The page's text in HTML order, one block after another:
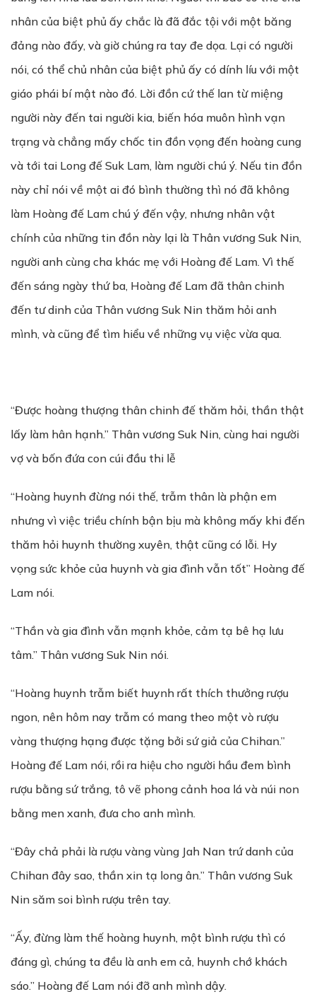
nhân của biệt phủ ấy chắc là đã đắc tội với một băng
đảng nào đấy, và giờ chúng ra tay đe dọa. Lại có người
nói, có thể chủ nhân của biệt phủ ấy có dính líu với một
giáo phái bí mật nào đó. Lời đồn cứ thế lan từ miệng
người này đến tai người kia, biến hóa muôn hình vạn
trạng và chẳng mấy chốc tin đồn vọng đến hoàng cung
và tới tai Long đế Suk Lam, làm người chú ý. Nếu tin đồn
này chỉ nói về một ai đó bình thường thì nó đã không
làm Hoàng đế Lam chú ý đến vậy, nhưng nhân vật
chính của những tin đồn này lại là Thân vương Suk Nin,
người anh cùng cha khác mẹ với Hoàng đế Lam. Vì thế
đến sáng ngày thứ ba, Hoàng đế Lam đã thân chinh
đến tư dinh của Thân vương Suk Nin thăm hỏi anh
mình, và cũng để tìm hiểu về những vụ việc vừa qua.
“Được hoàng thượng thân chinh đế thăm hỏi, thần thật
lấy làm hân hạnh.” Thân vương Suk Nin, cùng hai người
vợ và bốn đứa con cúi đầu thi lễ
“Hoàng huynh đừng nói thế, trẫm thân là phận em
nhưng vì việc triều chính bận bịu mà không mấy khi đến
thăm hỏi huynh thường xuyên, thật cũng có lỗi. Hy
vọng sức khỏe của huynh và gia đình vẫn tốt” Hoàng đế
Lam nói.
“Thần và gia đình vẫn mạnh khỏe, cảm tạ bê hạ lưu
tâm.” Thân vương Suk Nin nói.
“Hoàng huynh trẫm biết huynh rất thích thưởng rượu
ngon, nên hôm nay trẫm có mang theo một vò rượu
vàng thượng hạng được tặng bởi sứ giả của Chihan.”
Hoàng đế Lam nói, rồi ra hiệu cho người hầu đem bình
rượu bằng sứ trắng, tô vẽ phong cảnh hoa lá và núi non
bằng men xanh, đưa cho anh mình.
“Đây chả phải là rượu vàng vùng Jah Nan trứ danh của
Chihan đây sao, thần xin tạ long ân.” Thân vương Suk
Nin săm soi bình rượu trên tay.
“Ấy, đừng làm thế hoàng huynh, một bình rượu thì có
đáng gì, chúng ta đều là anh em cả, huynh chớ khách
sáo.” Hoàng đế Lam nói đỡ anh mình dậy.